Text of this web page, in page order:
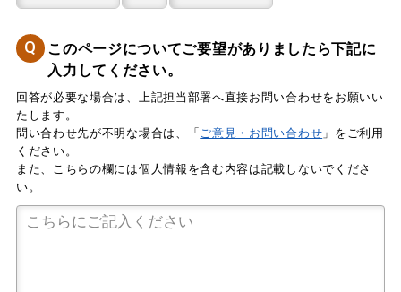
Q
このページについてご要望がありましたら下記に
入力してください。
回答が必要な場合は、上記担当部署へ直接お問い合わせをお願いい
たします。
問い合わせ先が不明な場合は、「 ご意見・お問い合わせ 」をご利用
ください。
また、こちらの欄には個人情報を含む内容は記載しないでくださ
い。